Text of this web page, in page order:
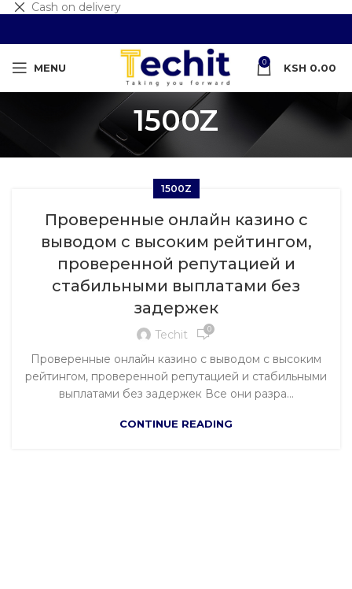
MENU 0 KSH 0.00
1500Z
1500Z
Проверенные онлайн казино с
выводом с высоким рейтингом,
проверенной репутацией и
стабильными выплатами без
задержек
Techit 0
Проверенные онлайн казино с выводом с высоким
рейтингом, проверенной репутацией и стабильными
выплатами без задержек Все они разра...
CONTINUE READING
Cash on delivery